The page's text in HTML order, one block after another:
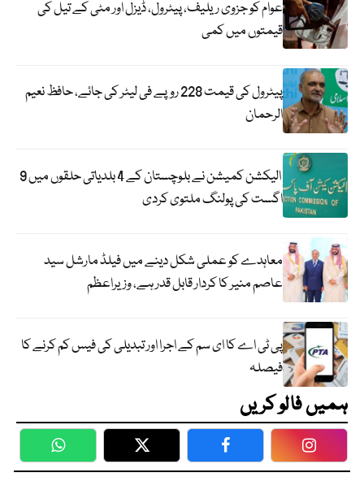
عوام کو جزوی ریلیف، پیٹرول، ڈیزل اور مٹی کے تیل کی
قیمتوں میں کمی
پیٹرول کی قیمت 228 روپے فی لیٹر کی جائے، حافظ نعیم
الرحمان
الیکشن کمیشن نے بلوچستان کے 4 بلدیاتی حلقوں میں 9
اگست کی پولنگ ملتوی کردی
معاہدے کو عملی شکل دینے میں فیلڈ مارشل سید
عاصم منیر کا کردار قابل قدر ہے، وزیراعظم
پی ٹی اے کا ای سم کے اجرا اور تبدیلی کی فیس کم کرنے کا
فیصلہ
ہمیں فالو کریں
WhatsApp Twitter Facebook